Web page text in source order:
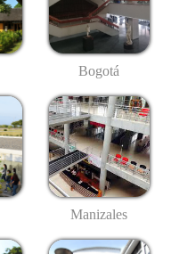
Bogotá
Manizales